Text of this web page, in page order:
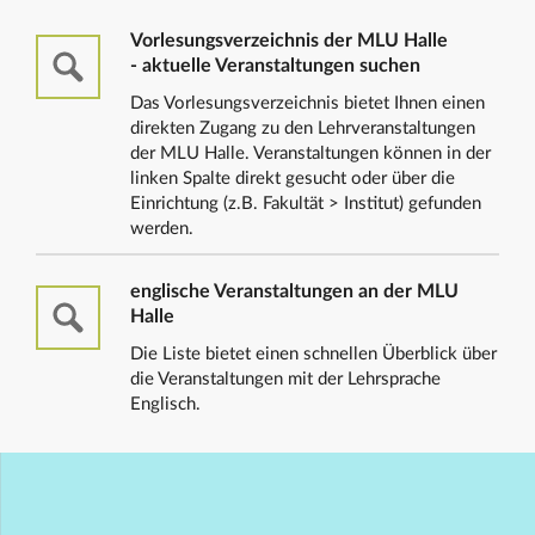
Vorlesungsverzeichnis der MLU Halle
- aktuelle Veranstaltungen suchen
Das Vorlesungsverzeichnis bietet Ihnen einen
direkten Zugang zu den Lehrveranstaltungen
der MLU Halle. Veranstaltungen können in der
linken Spalte direkt gesucht oder über die
Einrichtung (z.B. Fakultät > Institut) gefunden
werden.
englische Veranstaltungen an der MLU
Halle
Die Liste bietet einen schnellen Überblick über
die Veranstaltungen mit der Lehrsprache
Englisch.